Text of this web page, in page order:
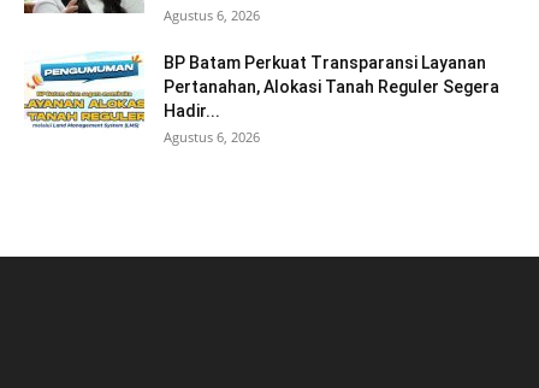
Agustus 6, 2026
BP Batam Perkuat Transparansi Layanan
Pertanahan, Alokasi Tanah Reguler Segera
Hadir...
Agustus 6, 2026